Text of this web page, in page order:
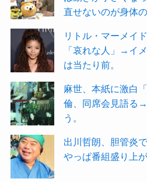
直せないのが身体
リトル・マーメイ
「哀れな人」→イ
は当たり前。
麻世、本紙に激白
倫、同席会見語る
う。
出川哲朗、胆管炎
やっぱ番組盛り上